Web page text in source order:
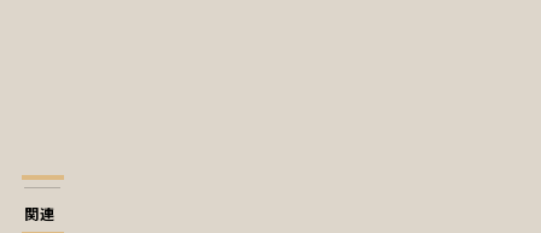
関連